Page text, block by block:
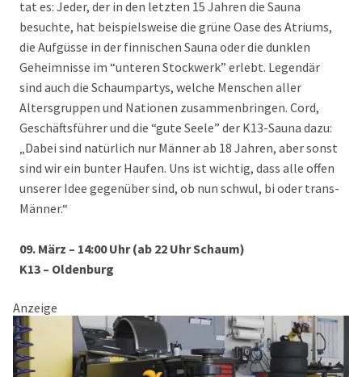
tat es: Jeder, der in den letzten 15 Jahren die Sauna
besuchte, hat beispielsweise die grüne Oase des Atriums,
die Aufgüsse in der finnischen Sauna oder die dunklen
Geheimnisse im “unteren Stockwerk” erlebt. Legendär
sind auch die Schaumpartys, welche Menschen aller
Altersgruppen und Nationen zusammenbringen. Cord,
Geschäftsführer und die “gute Seele” der K13-Sauna dazu:
„Dabei sind natürlich nur Männer ab 18 Jahren, aber sonst
sind wir ein bunter Haufen. Uns ist wichtig, dass alle offen
unserer Idee gegenüber sind, ob nun schwul, bi oder trans-
Männer.“
09. März – 14:00 Uhr (ab 22 Uhr Schaum)
K13 – Oldenburg
Anzeige